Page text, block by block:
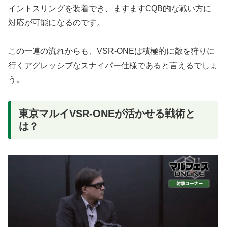
イントスリングを装着でき、ますますCQB的な戦い方に
対応が可能になるのです。
この一連の流れからも、VSR-ONEは積極的に敵を狩りに
行くアグレッシブなスナイパー仕様であると言えるでしょ
う。
東京マルイVSR-ONEが活かせる戦術と
は？